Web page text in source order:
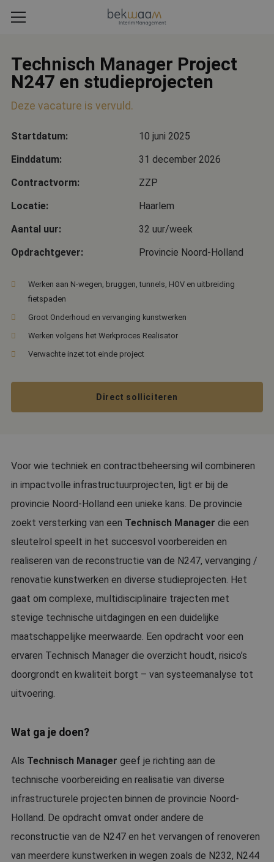
Technisch Manager Project
N247 en studieprojecten
Deze vacature is vervuld.
Startdatum:
10 juni 2025
Einddatum:
31 december 2026
Contractvorm:
ZZP
Locatie:
Haarlem
Aantal uur:
32 uur/week
Opdrachtgever:
Provincie Noord-Holland
Werken aan N-wegen, bruggen, tunnels, HOV en uitbreiding
fietspaden
Groot Onderhoud en vervanging kunstwerken
Werken volgens het Werkproces Realisator
Verwachte inzet tot einde project
Direct solliciteren
Voor wie techniek en contractbeheersing wil combineren
in impactvolle infrastructuurprojecten, ligt er bij de
provincie Noord-Holland een unieke kans. De provincie
zoekt versterking van een Technisch Manager die een
sleutelrol speelt in het succesvol voorbereiden en
realiseren van de reconstructie van de N247, vervanging /
renovatie kunstwerken en diverse studieprojecten. Het
gaat om complexe, multidisciplinaire trajecten met
stevige technische uitdagingen en een duidelijke
maatschappelijke meerwaarde. Een opdracht voor een
ervaren Technisch Manager die overzicht houdt, risico’s
doorgrondt en kwaliteit borgt – van systeemanalyse tot
uitvoering.
Wat ga je doen?
Als Technisch Manager geef je richting aan de
technische voorbereiding en realisatie van diverse
infrastructurele projecten binnen de provincie Noord-
Holland. De opdracht omvat onder andere de
reconstructie van de N247 en het vervangen of renoveren
van meerdere kunstwerken in wegen zoals de N232, N244